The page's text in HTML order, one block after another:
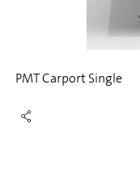
PMT Carport Single